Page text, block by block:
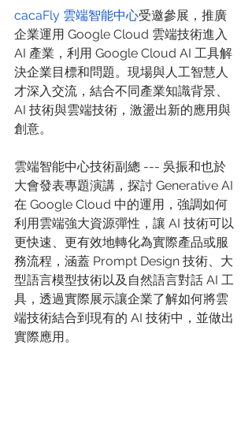
cacaFly 雲端智能中心受邀參展，推廣
企業運用 Google Cloud 雲端技術進入
AI 產業，利用 Google Cloud AI 工具解
決企業目標和問題。現場與人工智慧人
才深入交流，結合不同產業知識背景、
AI 技術與雲端技術，激盪出新的應用與
創意。
雲端智能中心技術副總 --- 吳振和也於
大會發表專題演講，探討 Generative AI
在 Google Cloud 中的運用，強調如何
利用雲端強大資源彈性，讓 AI 技術可以
更快速、更有效地轉化為實際產品或服
務流程，涵蓋 Prompt Design 技術、大
型語言模型技術以及自然語言對話 AI 工
具，透過實際展示讓企業了解如何將雲
端技術結合到現有的 AI 技術中，並做出
實際應用。